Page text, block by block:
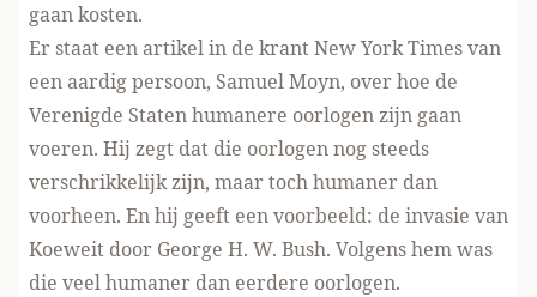
gaan kosten.
Er staat een artikel in de krant New York Times van
een aardig persoon, Samuel Moyn, over hoe de
Verenigde Staten humanere oorlogen zijn gaan
voeren. Hij zegt dat die oorlogen nog steeds
verschrikkelijk zijn, maar toch humaner dan
voorheen. En hij geeft een voorbeeld: de invasie van
Koeweit door George H. W. Bush. Volgens hem was
die veel humaner dan eerdere oorlogen.